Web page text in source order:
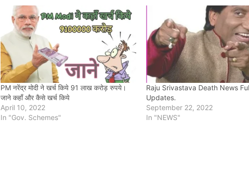
PM नरेंद्र मोदी ने खर्च किये 91 लाख करोड़ रुपये।
जाने कहाँ और कैसे खर्च किये
April 10, 2022
In "Gov. Schemes"
Raju Srivastava Death News
Updates.
September 22, 2022
In "NEWS"